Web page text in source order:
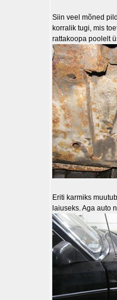
Siin veel mõned
korralik tugi, mis
rattakoopa poolelt
Eriti karmiks
laiuseks. Aga auto